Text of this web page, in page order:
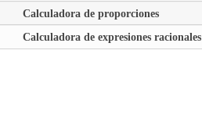
Calculadora de proporciones
Calculadora de expresiones racionales